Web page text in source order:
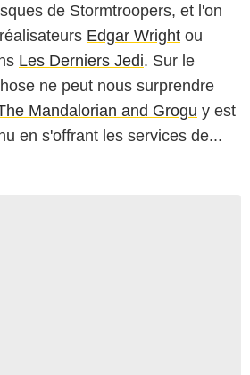
de Stormtroopers, et l'on
Edgar Wright ou
Les Derniers Jedi. Sur le
ne peut nous surprendre
Mandalorian and Grogu y est
en s'offrant les services de...